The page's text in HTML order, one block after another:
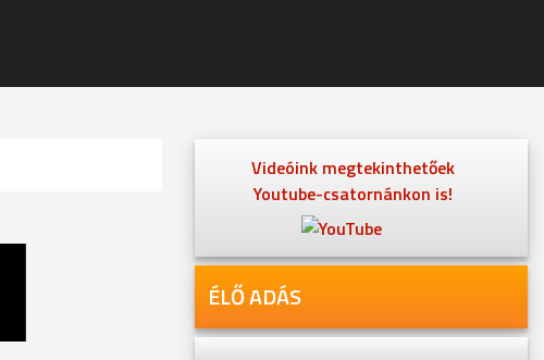
Videóink megtekinthetőek
Youtube-csatornánkon is!
ÉLŐ ADÁS